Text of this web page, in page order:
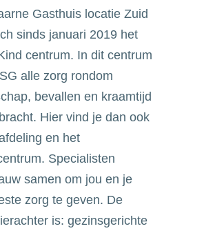
Gasthuis locatie Zuid
sinds januari 2019 het
centrum. In dit centrum
alle zorg rondom
bevallen en kraamtijd
Hier vind je dan ook
en het
Specialisten
samen om jou en je
zorg te geven. De
is: gezinsgerichte